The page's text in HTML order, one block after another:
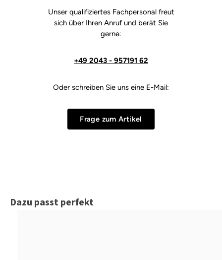
Unser qualifiziertes Fachpersonal freut
sich über Ihren Anruf und berät Sie
gerne:
+49 2043 - 957191 62
Oder schreiben Sie uns eine E-Mail:
Frage zum Artikel
Produktgalerie überspringen
Dazu passt perfekt